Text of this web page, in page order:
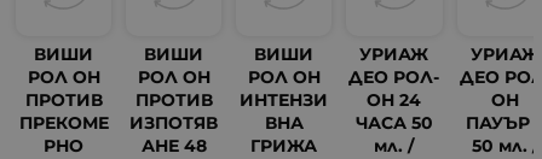
ВИШИ
РОЛ ОН
ПРОТИВ
ПРЕКОМЕ
РНО
ВИШИ
РОЛ ОН
ПРОТИВ
ИЗПОТЯВ
АНЕ 48
ВИШИ
РОЛ ОН
ИНТЕНЗИ
ВНА
ГРИЖА
УРИАЖ
ДЕО РОЛ-
ОН 24
ЧАСА 50
мл. /
УРИАЖ
ДЕО
ОН
ПАУЪР
50 мл. /